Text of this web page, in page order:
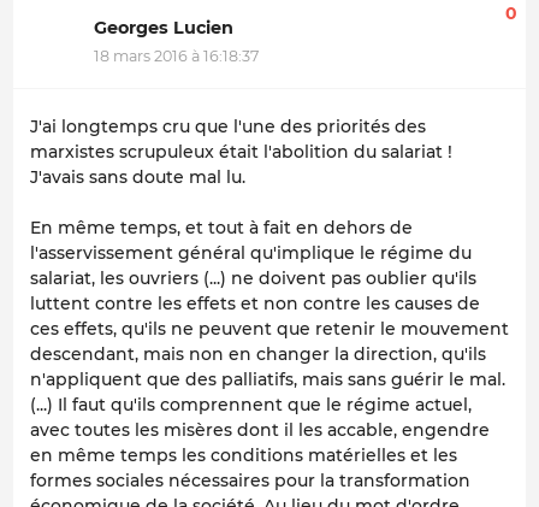
Georges Lucien
18 mars 2016 à 16:18:37
0
J'ai longtemps cru que l'une des priorités des
marxistes scrupuleux était l'abolition du salariat !
J'avais sans doute mal lu.
En même temps, et tout à fait en dehors de
l'asservissement général qu'implique le régime du
salariat, les ouvriers (...) ne doivent pas oublier qu'ils
luttent contre les effets et non contre les causes de
ces effets, qu'ils ne peuvent que retenir le mouvement
descendant, mais non en changer la direction, qu'ils
n'appliquent que des palliatifs, mais sans guérir le mal.
(...) Il faut qu'ils comprennent que le régime actuel,
avec toutes les misères dont il les accable, engendre
en même temps les conditions matérielles et les
formes sociales nécessaires pour la transformation